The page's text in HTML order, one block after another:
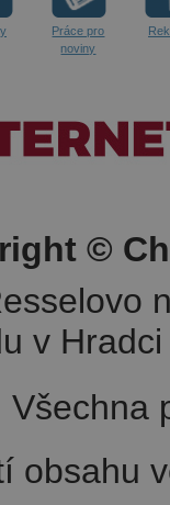
Práce pro
noviny
©
v
Všechna
obsahu